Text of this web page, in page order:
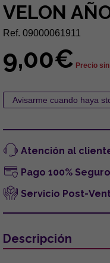
VELON
Ref. 09000061911
9,00€ Precio sin
Atención al
Pago 100% Seguro
Servicio Post-
Descripción